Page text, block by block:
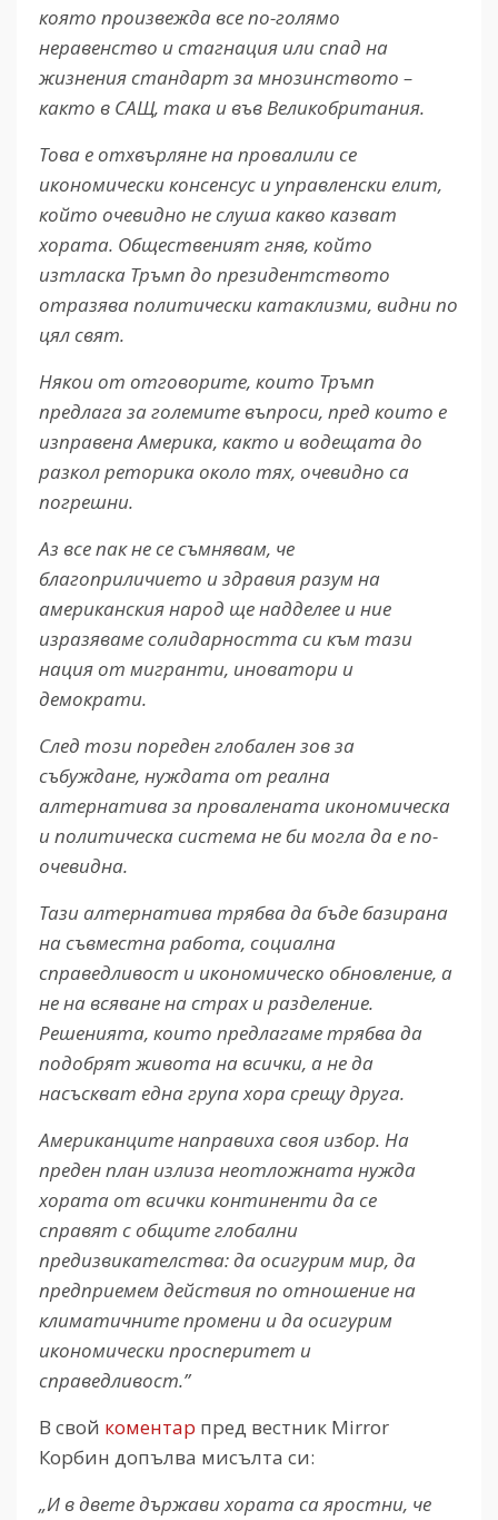
която произвежда все по-голямо
неравенство и стагнация или спад на
жизнения стандарт за мнозинството –
както в САЩ, така и във Великобритания.
Това е отхвърляне на провалили се
икономически консенсус и управленски елит,
който очевидно не слуша какво казват
хората. Общественият гняв, който
изтласка Тръмп до президентството
отразява политически катаклизми, видни по
цял свят.
Някои от отговорите, които Тръмп
предлага за големите въпроси, пред които е
изправена Америка, както и водещата до
разкол реторика около тях, очевидно са
погрешни.
Аз все пак не се съмнявам, че
благоприличието и здравия разум на
американския народ ще надделее и ние
изразяваме солидарността си към тази
нация от мигранти, иноватори и
демократи.
След този пореден глобален зов за
събуждане, нуждата от реална
алтернатива за провалената икономическа
и политическа система не би могла да е по-
очевидна.
Тази алтернатива трябва да бъде базирана
на съвместна работа, социална
справедливост и икономическо обновление, а
не на всяване на страх и разделение.
Решенията, които предлагаме трябва да
подобрят живота на всички, а не да
насъскват една група хора срещу друга.
Американците направиха своя избор. На
преден план излиза неотложната нужда
хората от всички континенти да се
справят с общите глобални
предизвикателства: да осигурим мир, да
предприемем действия по отношение на
климатичните промени и да осигурим
икономически просперитет и
справедливост.”
В свой коментар пред вестник Mirror
Корбин допълва мисълта си:
„И в двете държави хората са яростни, че